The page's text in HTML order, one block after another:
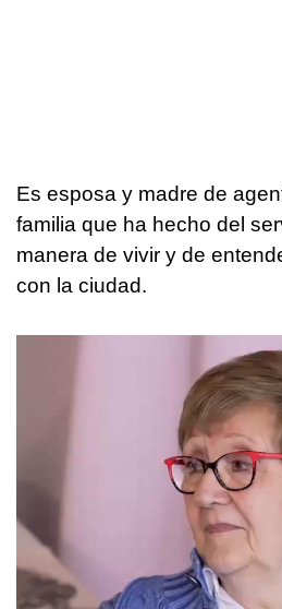
Es esposa y madre de
familia que ha hecho del
manera de vivir y de
con la ciudad.